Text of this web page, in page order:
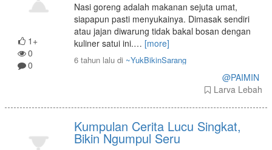
1+
0
0
Nasi goreng adalah makanan sejuta umat,
siapapun pasti menyukainya. Dimasak sendiri
atau jajan diwarung tidak bakal bosan dengan
kuliner satui ini.… [more]
6 tahun lalu di ~YukBikinSarang
@PAIMIN
Larva Lebah
Kumpulan Cerita Lucu Singkat,
Bikin Ngumpul Seru